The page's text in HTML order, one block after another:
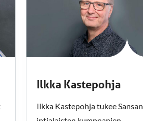
Ilkka Kastepohja
Ilkka Kastepohja tukee Sansan